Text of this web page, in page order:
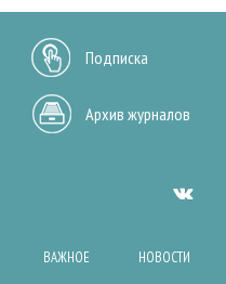
Подписка
Архив журналов
ВАЖНОЕ НОВОСТИ